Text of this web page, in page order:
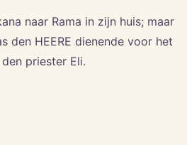
naar Rama in zijn huis; maar
den HEERE dienende voor het
priester Eli.